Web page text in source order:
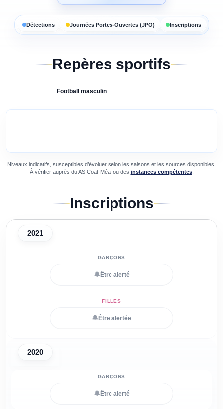
Détections Journées Portes-Ouvertes (JPO) Inscriptions
Repères sportifs
Football masculin
Niveaux indicatifs, susceptibles d’évoluer selon les saisons et les sources disponibles.
À vérifier auprès duAS Coat-Méalou des instances compétentes.
Inscriptions
2021
🔔 Être alerté
🔔 Être alertée
2020
🔔 Être alerté